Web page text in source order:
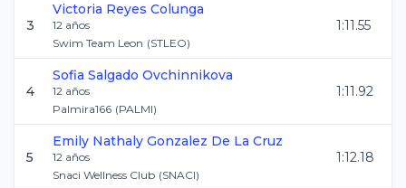
3
Victoria Reyes Colunga
12 años
Swim Team Leon (STLEO)
1:11.55
4
Sofia Salgado Ovchinnikova
12 años
Palmira166 (PALMI)
1:11.92
5
Emily Nathaly Gonzalez De La Cruz
12 años
Snaci Wellness Club (SNACI)
1:12.18